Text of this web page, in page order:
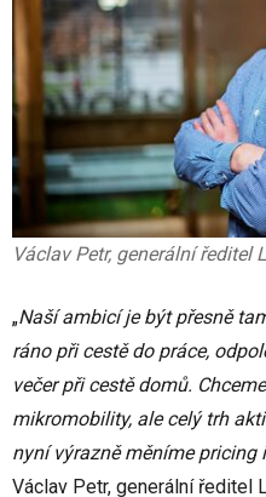
Václav Petr, generální ředitel
„Naší ambicí je být přesně
ráno při cestě do práce,
večer při cestě domů.
mikromobility, ale celý trh
nyní výrazně měníme pricing
Václav Petr, generální ředitel